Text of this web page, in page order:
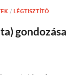
/ LÉGTISZTÍTÓ
gondozása